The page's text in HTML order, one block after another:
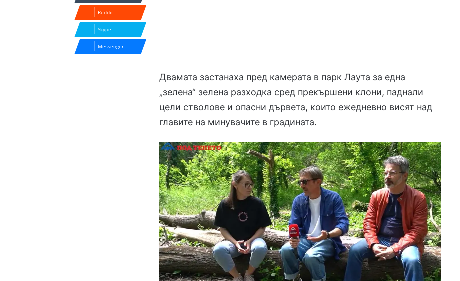
Двамата застанаха пред камерата в парк Лаута за една
„зелена“ зелена разходка сред прекършени клони, паднали
цели стволове и опасни дървета, които ежедневно висят над
главите на минувачите в градината.
Reddit
Skype
Messenger